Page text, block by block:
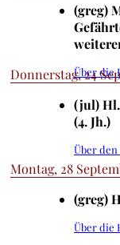
(greg)
Über die
Donnerstag, 24
(jul) Hl.
(4. Jh.)
Über
Montag, 28
(greg)
Über die